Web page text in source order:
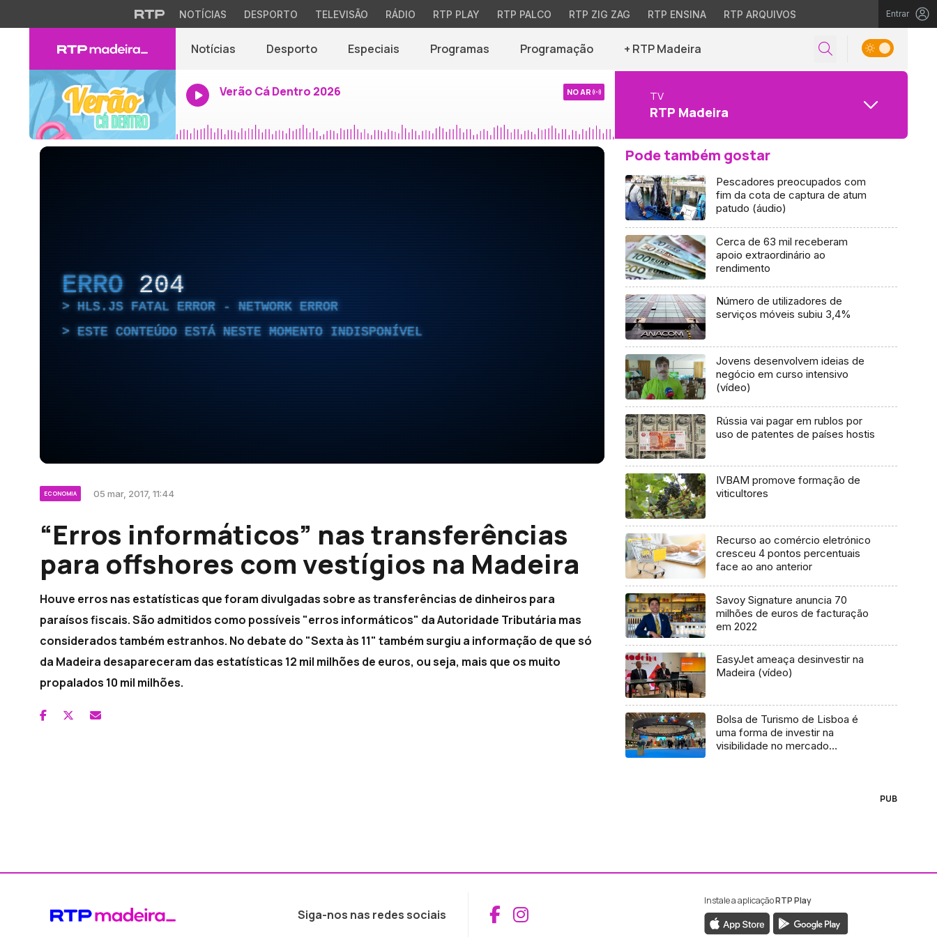
NOTÍCIAS DESPORTO TELEVISÃO RÁDIO RTP PLAY RTP PALCO RTP ZIG ZAG RTP ENSINA RTP ARQUIVOS Entrar
Notícias Desporto Especiais Programas Programação + RTP Madeira
Verão Cá Dentro 2026 NO AR TV
RTP Madeira
ERRO 204
HLS.JS FATAL ERROR - NETWORK ERROR
ESTE CONTEÚDO ESTÁ NESTE MOMENTO INDISPONÍVEL
ECONOMIA 05 mar, 2017, 11:44
“Erros informáticos” nas transferências
para offshores com vestígios na Madeira
Houve erros nas estatísticas que foram divulgadas sobre as transferências de dinheiros para
paraísos fiscais. São admitidos como possíveis "erros informáticos" da Autoridade Tributária mas
considerados também estranhos. No debate do "Sexta às 11" também surgiu a informação de que só
da Madeira desapareceram das estatísticas 12 mil milhões de euros, ou seja, mais que os muito
propalados 10 mil milhões.
Pode também gostar
Pescadores preocupados com
fim da cota de captura de atum
patudo (áudio)
Cerca de 63 mil receberam
apoio extraordinário ao
rendimento
Número de utilizadores de
serviços móveis subiu 3,4%
Jovens desenvolvem ideias de
negócio em curso intensivo
(vídeo)
Rússia vai pagar em rublos por
uso de patentes de países hostis
IVBAM promove formação de
viticultores
Recurso ao comércio eletrónico
cresceu 4 pontos percentuais
face ao ano anterior
Savoy Signature anuncia 70
milhões de euros de facturação
em 2022
EasyJet ameaça desinvestir na
Madeira (vídeo)
Bolsa de Turismo de Lisboa é
uma forma de investir na
visibilidade no mercado
PUB
Siga-nos nas redes sociais Aceder ao Facebook da RTP Madeira
Aceder ao Instagram da RTP Madeira
Instale a aplicaçãoRTP Play